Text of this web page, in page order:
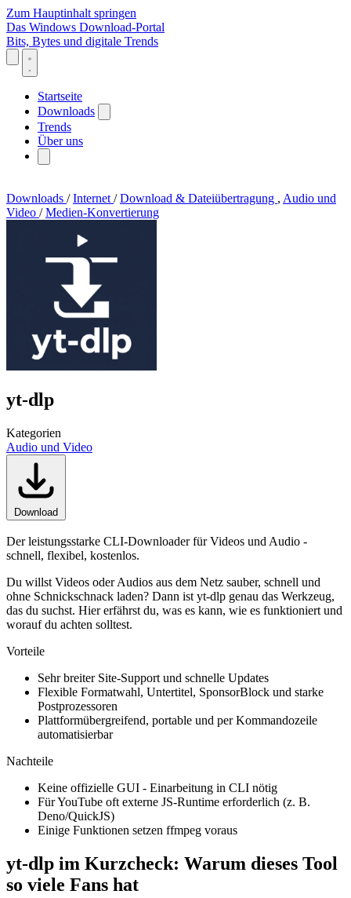
Zum Hauptinhalt springen
Das Windows Download-Portal
Bits, Bytes und digitale Trends
Startseite
Downloads
Trends
Über uns
Downloads / Internet / Download & Dateiübertragung , Audio und
Video / Medien-Konvertierung
yt-dlp
Kategorien
Audio und Video
Download
Der leistungsstarke CLI-Downloader für Videos und Audio -
schnell, flexibel, kostenlos.
Du willst Videos oder Audios aus dem Netz sauber, schnell und
ohne Schnickschnack laden? Dann ist yt-dlp genau das Werkzeug,
das du suchst. Hier erfährst du, was es kann, wie es funktioniert und
worauf du achten solltest.
Vorteile
Sehr breiter Site-Support und schnelle Updates
Flexible Formatwahl, Untertitel, SponsorBlock und starke
Postprozessoren
Plattformübergreifend, portable und per Kommandozeile
automatisierbar
Nachteile
Keine offizielle GUI - Einarbeitung in CLI nötig
Für YouTube oft externe JS-Runtime erforderlich (z. B.
Deno/QuickJS)
Einige Funktionen setzen ffmpeg voraus
yt-dlp im Kurzcheck: Warum dieses Tool
so viele Fans hat